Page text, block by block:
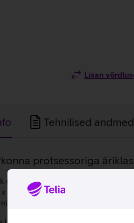
Lisan
Tehnilised andmed
protsessoriga
640 G11 on Intel Core Ultra 7
1200 pikslise resolutsiooniga
äriklassi turvalahendusi.